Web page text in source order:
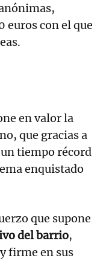
euros con el que
en valor la
que gracias a
tiempo récord
enquistado
que supone
del barrio,
firme en sus